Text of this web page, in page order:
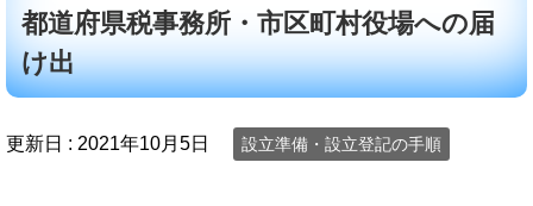
都道府県税事務所・市区町村役場への届
け出
更新日 : 2021年10月5日 設立準備・設立登記の手順